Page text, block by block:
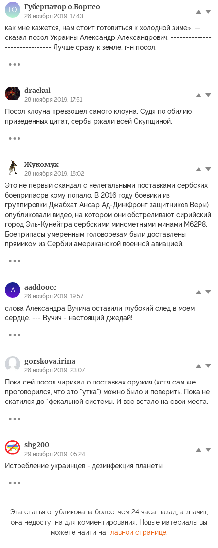
ГО Губернатор о.Борнео
28 ноября 2019, 17:43
как мне кажется, нам стоит готовиться к холодной зиме», —
сказал посол Украины Александр Александрович. --------------
---------------- Лучше сразу к земле, г-н посол.
drackul
28 ноября 2019, 17:51
Посол клоуна превзошел самого клоуна. Судя по обилию
приведенных цитат, сербы ржали всей Скупщиной.
Жукомух
28 ноября 2019, 18:02
Это не первый скандал с нелегальными поставками сербских
боеприпасрв кому попало. В 2016 году боевики из
группировки Джабхат Ансар Ад-Дин(Фронт защитников Веры)
опубликовали видео, на котором они обстреливают сирийский
город Эль-Кунейтра сербскими минометными минами M62P8.
Боеприпасы умеренным головорезам были доставлены
прямиком из Сербии американской военной авиацией.
A aaddoocc
28 ноября 2019, 19:57
слова Александра Вучича оставили глубокий след в моем
сердце. --- Вучич - настоящий джедай!
gorskova.irina
28 ноября 2019, 23:07
Пока сей посол чирикал о поставках оружия (хотя сам же
проговорился, что это "утка") можно было и поверить. Пока не
скатился до "фекальной системы. И все встало на свои места.
shg200
29 ноября 2019, 05:24
Истребление украинцев - дезинфекция планеты.
Эта статья опубликована более, чем 24 часа назад, а значит,
она недоступна для комментирования. Новые материалы вы
можете найти на главной странице.